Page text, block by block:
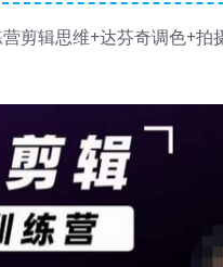
剪辑思维+达芬奇调色+拍